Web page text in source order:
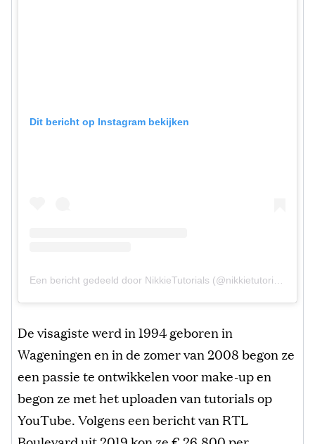
Dit bericht op Instagram bekijken
Een bericht gedeeld door NikkieTutorials (@nikkietutorials)
De visagiste werd in 1994 geboren in
Wageningen en in de zomer van 2008 begon ze
een passie te ontwikkelen voor make-up en
begon ze met het uploaden van tutorials op
YouTube. Volgens een bericht van RTL